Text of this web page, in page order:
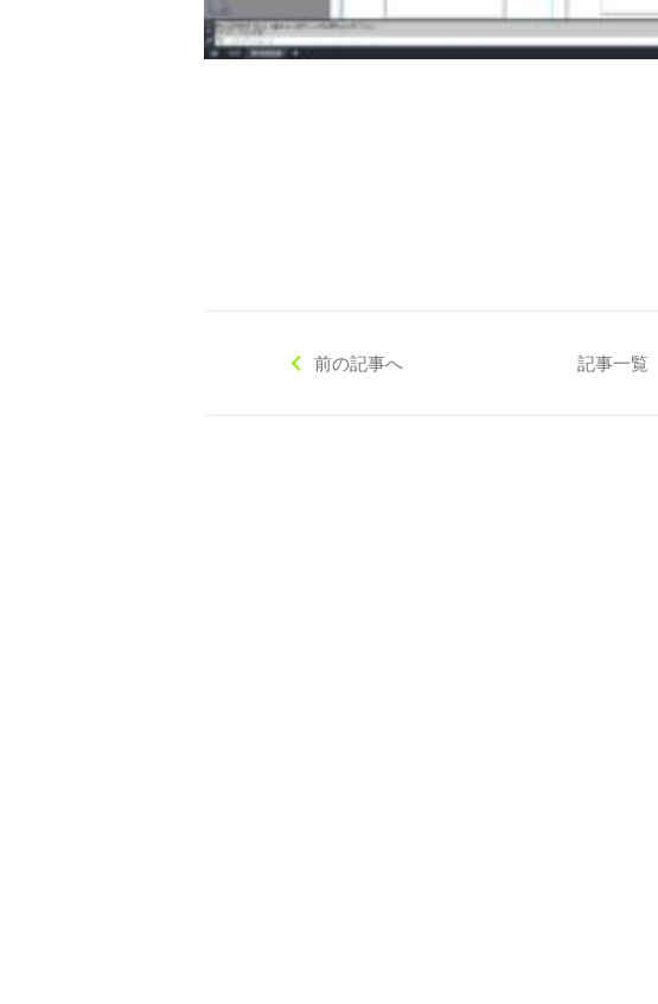
◇ 会社概要
前の記事へ 記事一覧